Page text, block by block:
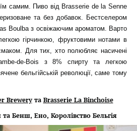
самим. Пиво від Brasserie de la Senne
та без добавок. Бестселером
Boulba з освіжаючим ароматом. Варто
гірчинкою, фруктовими нотами в
Для тих, хто полюбляє насичені
de-Bois з 8% спирту та легкою
бельгійській революції, саме тому
Breweryта Brasserie La Binchoise
Бенш, Ено, Королівство Бельгія